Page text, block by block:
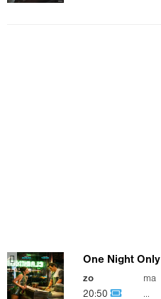
One Night Only
zo
20:50
ma
...